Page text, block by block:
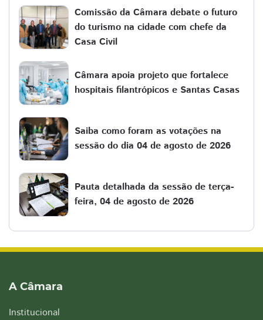
Comissão da Câmara debate o futuro
do turismo na cidade com chefe da
Casa Civil
Câmara apoia projeto que fortalece
hospitais filantrópicos e Santas Casas
Saiba como foram as votações na
sessão do dia 04 de agosto de 2026
Pauta detalhada da sessão de terça-
feira, 04 de agosto de 2026
A Câmara
Institucional